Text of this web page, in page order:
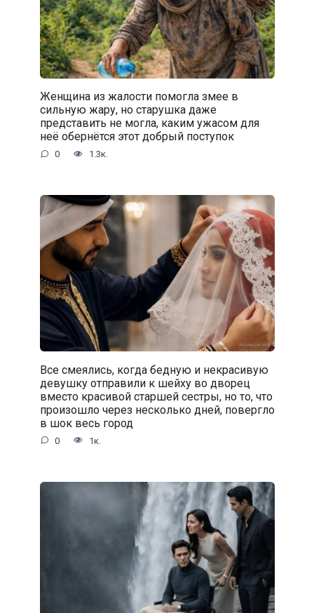
Женщина из жалости помогла змее в
сильную жару, но старушка даже
представить не могла, каким ужасом для
неё обернётся этот добрый поступок
0 1.3к.
Все смеялись, когда бедную и некрасивую
девушку отправили к шейху во дворец
вместо красивой старшей сестры, но то, что
произошло через несколько дней, повергло
в шок весь город
0 1к.